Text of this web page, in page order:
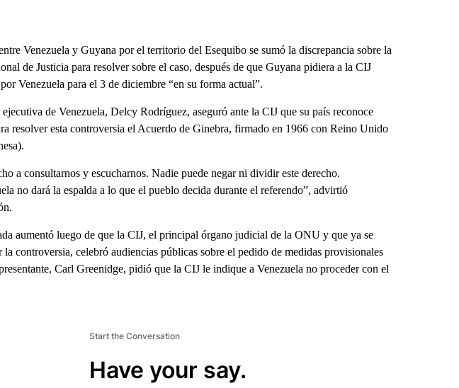
Venezuela y Guyana por el territorio del Esequibo se sumó la discrepancia sobre la
de Justicia para resolver sobre el caso, después de que Guyana pidiera a la CIJ
Venezuela para el 3 de diciembre “en su forma actual”.
de Venezuela, Delcy Rodríguez, aseguró ante la CIJ que su país reconoce
resolver esta controversia el Acuerdo de Ginebra, firmado en 1966 con Reino Unido
a consultarnos y escucharnos. Nadie puede negar ni dividir este derecho.
no dará la espalda a lo que el pueblo decida durante el referendo”, advirtió
aumentó luego de que la CIJ, el principal órgano judicial de la ONU y que ya se
la controversia, celebró audiencias públicas sobre el pedido de medidas provisionales
Carl Greenidge, pidió que la CIJ le indique a Venezuela no proceder con el
Start the Conversation
Have your say.